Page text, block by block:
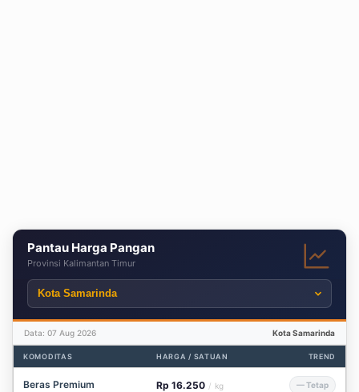
Pantau Harga Pangan
Provinsi Kalimantan Timur
Data: 07 Aug 2026 Kota Samarinda
KOMODITAS HARGA / SATUAN TREND
Beras Premium Rp 16.250 / kg — Tetap